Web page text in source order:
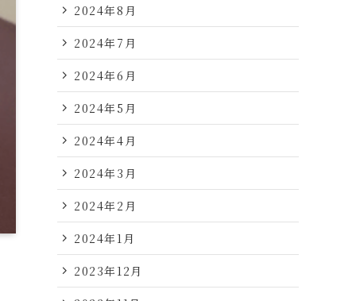
2024年8月
2024年7月
2024年6月
2024年5月
2024年4月
2024年3月
2024年2月
2024年1月
2023年12月